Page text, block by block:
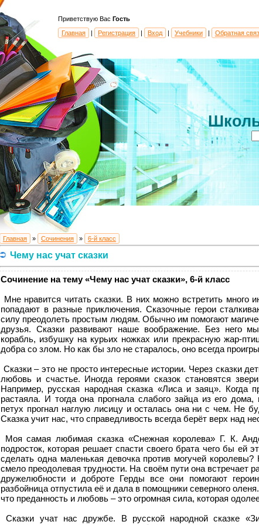
Приветствую Вас Гость
Главная
| Регистрация | Вход | Учебники | Обратная
Главная » Сочинения » 6-й класс
Чему нас учат сказки
Сочинение на тему «Чему нас учат сказки», 6-й класс
Мне нравится читать сказки. В них можно встретить много
попадают в разные приключения. Сказочные герои
силу преодолеть простым людям. Обычно им помогают
друзья. Сказки развивают наше воображение. Без него
корабль, избушку на курьих ножках или прекрасную жар-
добра со злом. Но как бы зло не старалось, оно всегда
Сказки – это не просто интересные истории. Через сказки
любовь и счастье. Иногда героями сказок становятся
Например, русская народная сказка «Лиса и заяц». Когда
растаяла. И тогда она прогнала слабого зайца из его
петух прогнал наглую лисицу и осталась она ни с чем. Не
Сказка учит нас, что справедливость всегда берёт верх над
Моя самая любимая сказка «Снежная королева» Г. К.
подросток, которая решает спасти своего брата чего бы ей
сделать одна маленькая девочка против могучей
смело преодолевая трудности. На своём пути она встречает
дружелюбности и доброте Герды все они помогают
разбойница отпустила её и дала в помощники северного
что преданность и любовь – это огромная сила, которая
Сказки учат нас дружбе. В русской народной сказке